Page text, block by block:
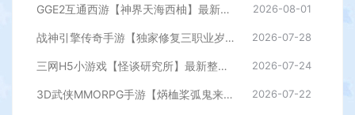
GGE2互通西游【神界天海西柚】最新整理Win系服务端+安卓苹果PC三端+内置GM工具+全套源码+详细搭建教程 2026-08-01
战神引擎传奇手游【独家修复三职业岁月无限刀-白猪3.0】最新整理Win系特色服务端+安卓苹果双端+GM授权后台+详细搭建教程 2026-07-28
三网H5小游戏【怪谈研究所】最新整理WIN系服务端+Linux手工服务端+详细搭建教程 2026-07-24
3D武侠MMORPG手游【焫桖桨弧鬼来7职业精修代金券内购版】最新整Linux手工服务端+安卓苹果双端+CDK授权后台+详细搭建教程 2026-07-22